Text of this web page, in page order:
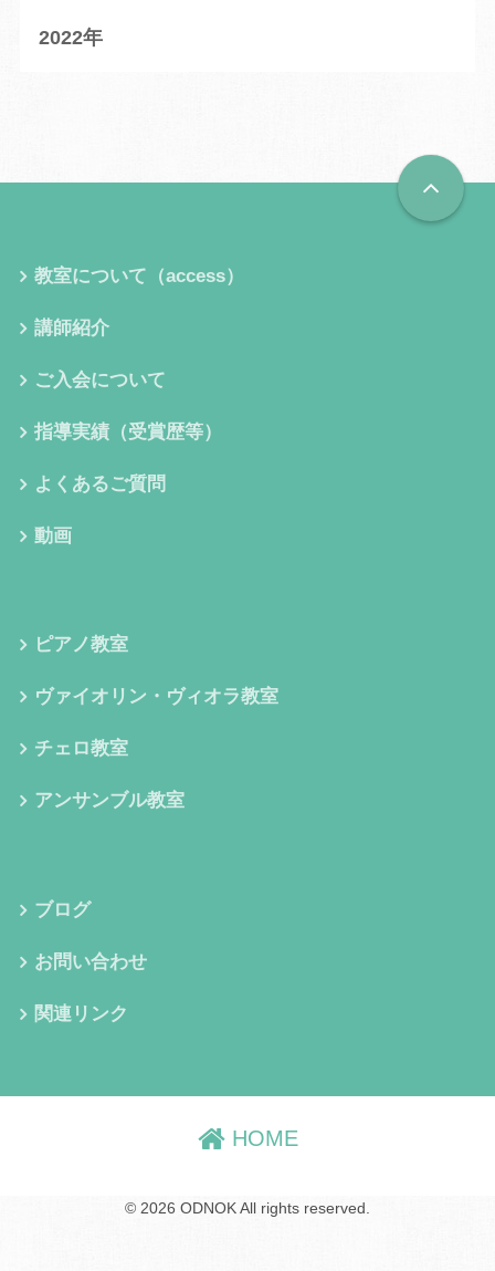
2022
教室について（access）
講師紹介
ご入会について
指導実績（受賞歴等）
よくあるご質問
動画
ピアノ教室
ヴァイオリン・ヴィオラ教室
チェロ教室
アンサンブル教室
ブログ
お問い合わせ
関連リンク
HOME
© 2026 ODNOK All rights reserved.